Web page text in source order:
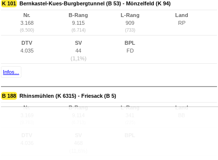
K 101 Bernkastel-Kues-Burgbergtunnel (B 53) - Mönzelfeld (K 94)
Nr.
3.168
(6.500)
B-Rang
9.115
(6.714)
L-Rang
909
(733)
Land
RP
DTV
4.035
SV
44
(1,1%)
BPL
FD
Infos...
B 188 Rhinsmühlen (K 6315) - Friesack (B 5)
Nr.
B-Rang
L-Rang
Land